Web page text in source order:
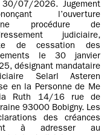
30/07/2026. Jugement
l’ouverture
procédure de
judiciaire,
de cessation des
le 30 janvier
désignant mandataire
Selarl Asteren
en la Personne de Me
Ruth 14/16 rue de
93000 Bobigny. Les
des créances
à adresser au